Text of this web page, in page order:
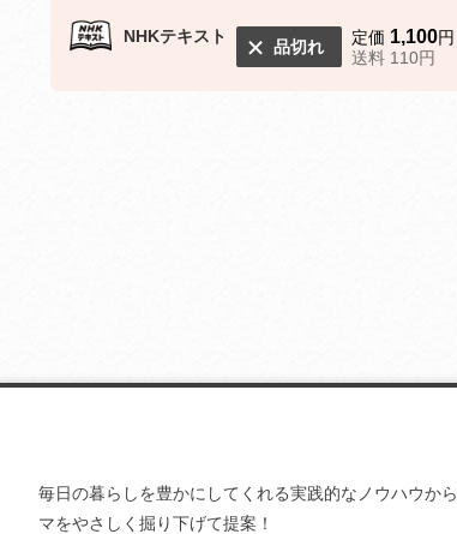
NHKテキスト
品切れ 定価 1,100円
送料 110円
毎日の暮らしを豊かにしてくれる実践的なノウハウか
マをやさしく掘り下げて提案！